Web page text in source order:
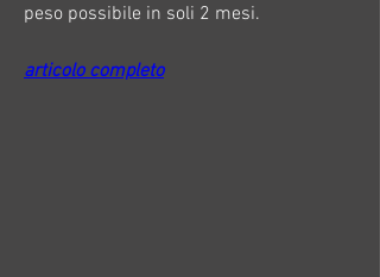
peso possibile in soli 2 mesi.
articolo completo